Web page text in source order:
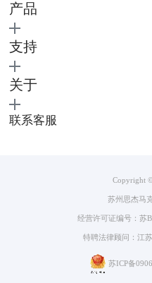
产品
支持
关于
联系客服
Copyright
苏州思杰马
经营许可证编号：苏
特聘法律顾问：江
苏ICP备